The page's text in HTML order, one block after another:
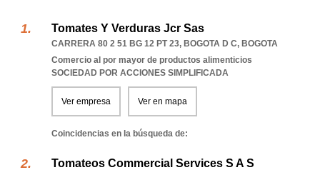
Tomates Y Verduras Jcr Sas
CARRERA 80 2 51 BG 12 PT 23, BOGOTA D C, BOGOTA
Comercio al por mayor de productos alimenticios
SOCIEDAD POR ACCIONES SIMPLIFICADA
Ver empresa Ver en mapa
Coincidencias en la búsqueda de:
Tomateos Commercial Services S A S